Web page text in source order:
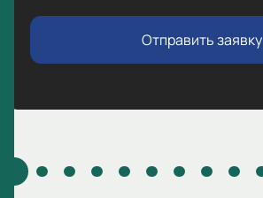
Отправить заявку